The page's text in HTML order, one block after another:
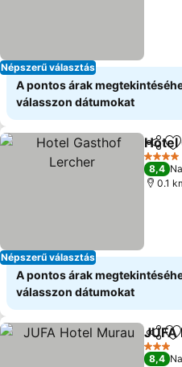
Népszerű választás
A pontos árak
válasszon dátumokat
Népszerű választás
Hotel
4
8,4
0.1
A pontos árak
válasszon dátumokat
3
8,4